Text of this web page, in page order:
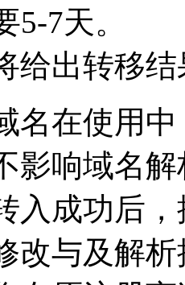
5-7天。
给出转移
名在使用
影响域名
入成功后
改与及解